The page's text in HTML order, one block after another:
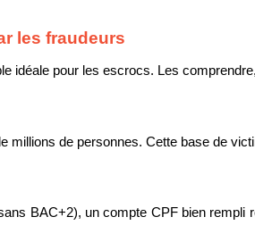
les fraudeurs
idéale pour les escrocs. Les
millions de personnes. Cette base de
BAC+2), un compte CPF bien rempli